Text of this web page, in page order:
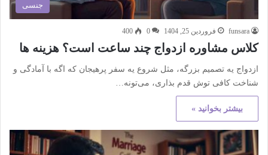
جنسی
funsara فروردین 25, 1404 0
400
کلاس مشاوره ازدواج چند ساعت است؟ هزینه ها
ازدواج یه تصمیم بزرگه، مثل شروع یه سفر پرهیجان که اگه با آمادگی و
شناخت کافی توش قدم بذاری، می‌تونه…
بیشتر بخوانید »